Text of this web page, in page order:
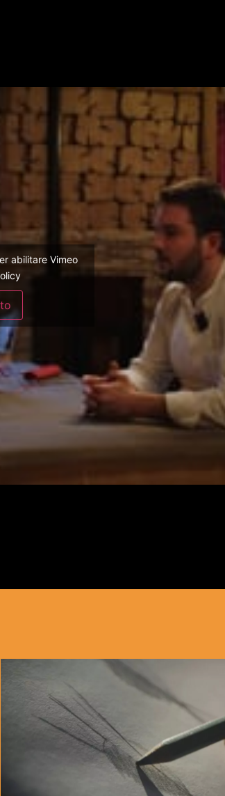
abilitare Vimeo
RADICI
VISIT TRENTINO